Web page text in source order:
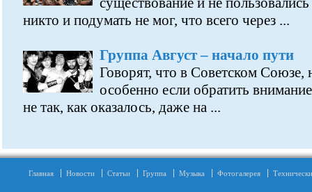
никто и подумать не мог, что всего через ...
Группа Август – начало пути
Говорят, что в Советском Союзе,
особенно если обратить
не так, как оказалось, даже на ...
Главная Новости Статьи Группа Музыка Фотогалерея